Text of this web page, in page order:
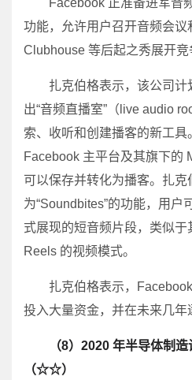
Facebook 正准备进军音
功能，允许用户召开音频会议
Clubhouse 等后起之秀展开竞
扎克伯格表示，该公司计
出“音频直播室”（live audio
索、收听和创建播客的新工具
Facebook 主平台及其旗下的
可以保存并转化为播客。扎
为“Soundbites”的功能，用户
式展现的短音频片段，类似于
Reels 的视频模式。
扎克伯格表示，Facebook
投入大量资金，并在未来几年
（8）2020 年半导体制
（☆☆）